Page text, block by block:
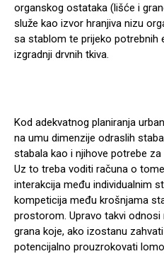
organskog ostataka (lišće i
služe kao izvor hranjiva nizu
sa stablom te prijeko potrebnih
izgradnji drvnih tkiva.
Kod adekvatnog planiranja
na umu dimenzije odraslih
stabala kao i njihove potrebe
Uz to treba voditi računa o
interakcija među individualnim
kompeticija među krošnjama
prostorom. Upravo takvi
grana koje, ako izostanu
potencijalno prouzrokovati